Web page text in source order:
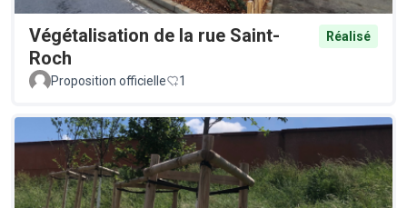
Végétalisation de la rue Saint-
Roch
Réalisé
Proposition officielle 1